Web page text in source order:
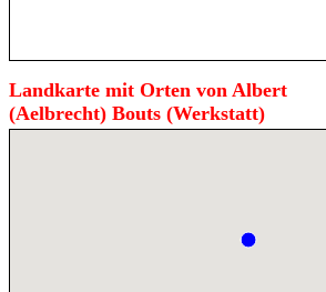
Landkarte mit Orten von Albert
(Aelbrecht) Bouts (Werkstatt)